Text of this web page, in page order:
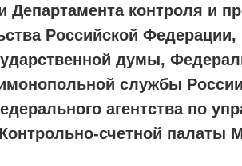
Департамента контроля и
Российской Федерации,
думы,
службы
агентства по
счетной палаты